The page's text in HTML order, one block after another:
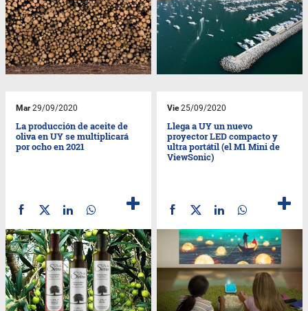
Mar29/09/2020
La producción de aceite de
oliva en UY se multiplicará
por ocho en 2021
Vie25/09/2020
Llega a UY un nuevo
proyector LED compacto y
ultra portátil (el M1 Mini de
ViewSonic)